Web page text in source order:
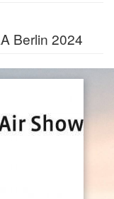
Berlin 2024